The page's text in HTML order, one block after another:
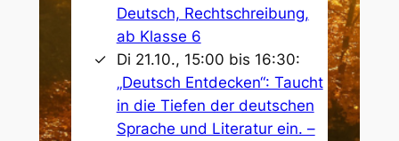
Deutsch, Rechtschreibung,
ab Klasse 6
Di 21.10., 15:00 bis 16:30:
„Deutsch Entdecken“: Taucht
in die Tiefen der deutschen
Sprache und Literatur ein. –